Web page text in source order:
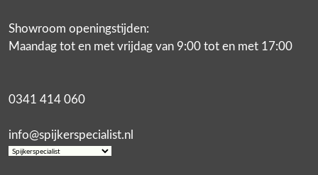
Showroom openingstijden:
Maandag tot en met vrijdag van 9:00 tot en met 17:00
0341 414 060
info@spijkerspecialist.nl